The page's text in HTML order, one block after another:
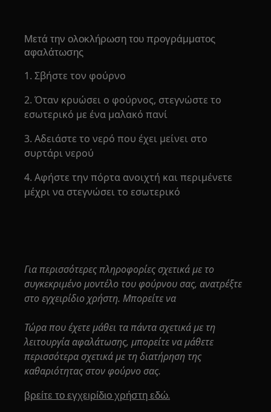
Μετά την ολοκλήρωση του προγράμματος
αφαλάτωσης
1. Σβήστε τον φούρνο
2. Όταν κρυώσει ο φούρνος, στεγνώστε το
εσωτερικό με ένα μαλακό πανί
3. Αδειάστε το νερό που έχει μείνει στο
συρτάρι νερού
4. Αφήστε την πόρτα ανοιχτή και περιμένετε
μέχρι να στεγνώσει το εσωτερικό
Για περισσότερες πληροφορίες σχετικά με το
συγκεκριμένο μοντέλο του φούρνου σας, ανατρέξτε
στο εγχειρίδιο χρήστη. Μπορείτε να
Τώρα που έχετε μάθει τα πάντα σχετικά με τη
λειτουργία αφαλάτωσης, μπορείτε να μάθετε
περισσότερα σχετικά με τη διατήρηση της
καθαριότητας στον φούρνο σας.
βρείτε το εγχειρίδιο χρήστη εδώ.